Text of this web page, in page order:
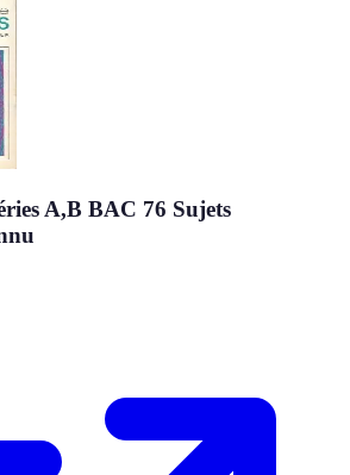
A,B BAC 76 Sujets